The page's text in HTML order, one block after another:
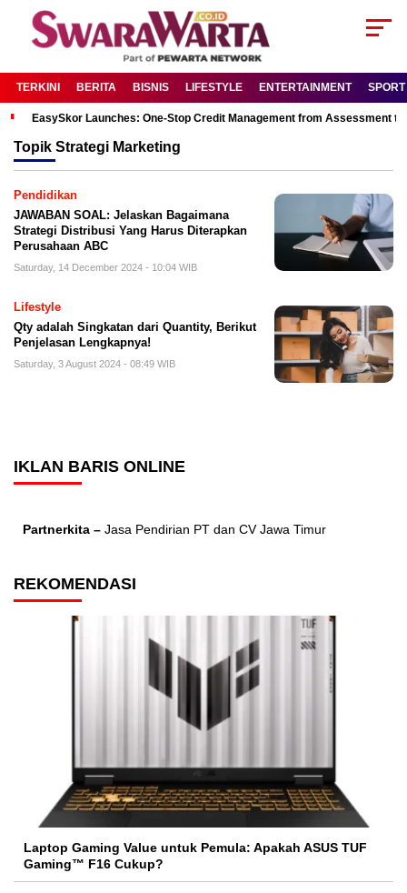
TERKINI BERITA BISNIS LIFESTYLE ENTERTAINMENT SPORT
EasySkor Launches: One-Stop Credit Management from Assessment
Topik Strategi Marketing
Pendidikan
JAWABAN SOAL: Jelaskan Bagaimana
Strategi Distribusi Yang Harus Diterapkan
Perusahaan ABC
Saturday, 14 December 2024 - 10:04 WIB
Lifestyle
Qty adalah Singkatan dari Quantity, Berikut
Penjelasan Lengkapnya!
Saturday, 3 August 2024 - 08:49 WIB
IKLAN BARIS ONLINE
Partnerkita – Jasa Pendirian PT dan CV Jawa Timur
REKOMENDASI
Laptop Gaming Value untuk Pemula: Apakah ASUS TUF
Gaming™ F16 Cukup?